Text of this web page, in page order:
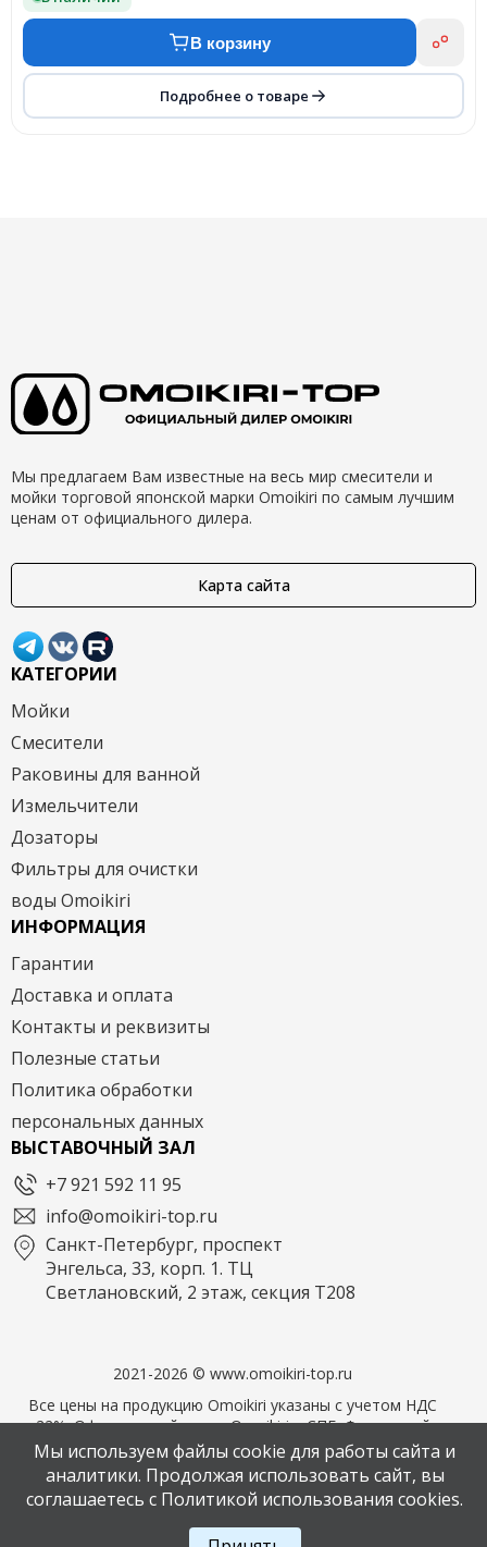
В корзину
Подробнее о товаре
Мы предлагаем Вам известные на весь мир смесители и
мойки торговой японской марки Omoikiri по самым лучшим
ценам от официального дилера.
Карта сайта
КАТЕГОРИИ
Мойки
Смесители
Раковины для ванной
Измельчители
Дозаторы
Фильтры для очистки
воды Omoikiri
ИНФОРМАЦИЯ
Гарантии
Доставка и оплата
Контакты и реквизиты
Полезные статьи
Политика обработки
персональных данных
ВЫСТАВОЧНЫЙ ЗАЛ
+7 921 592 11 95
info@omoikiri-top.ru
Санкт-Петербург, проспект
Энгельса, 33, корп. 1. ТЦ
Светлановский, 2 этаж, секция Т208
2021-2026 © www.omoikiri-top.ru
Все цены на продукцию Omoikiri указаны с учетом НДС
22%. Официальный дилер Omoikiri в СПБ. Фирменный
магазин OMOIKIRI
Написать в мессенджер MAX
Мы используем файлы cookie для работы сайта и
аналитики. Продолжая использовать сайт, вы
соглашаетесь с Политикой использования cookies.